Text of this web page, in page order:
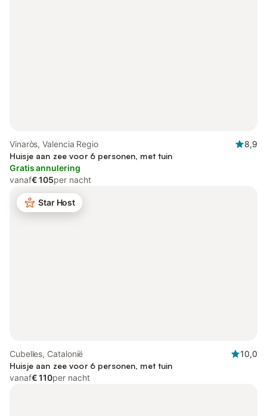
Vinaròs, Valencia Regio
8,9
Huisje aan zee voor 6 personen, met tuin
Gratis annulering
vanaf€ 105per nacht
Star Host
Cubelles, Catalonië
10,0
Huisje aan zee voor 6 personen, met tuin
vanaf€ 110per nacht